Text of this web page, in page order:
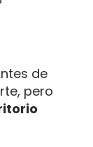
de
pero